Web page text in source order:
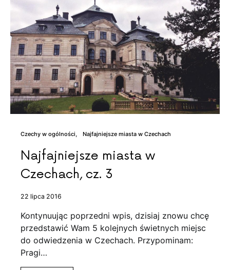
Czechy w ogólności Najfajniejsze miasta w Czechach
Najfajniejsze miasta w
Czechach, cz. 3
22 lipca 2016
Kontynuując poprzedni wpis, dzisiaj znowu chcę
przedstawić Wam 5 kolejnych świetnych miejsc
do odwiedzenia w Czechach. Przypominam:
Pragi…